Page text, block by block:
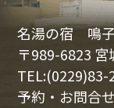
名湯の宿 鳴
〒989-6823
TEL:(0229)83-
予約・お問合